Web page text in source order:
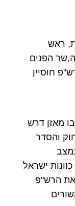
ראש
הפנים
חוסיין
מאזן דרש
והסדר
ישראל
את הרש"פ